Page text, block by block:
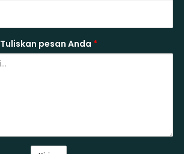
Tuliskan pesan Anda *